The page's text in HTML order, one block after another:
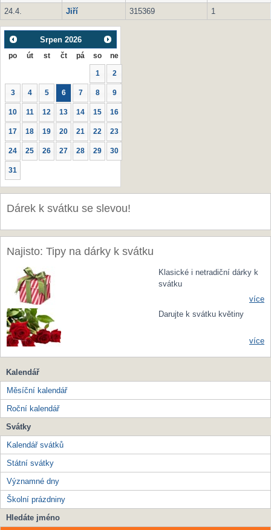
24.4.
Jiří 315369 1
Srpen 2026
po út st čt pá so ne
1 2
3 4 5 6 7 8 9
10 11 12 13 14 15 16
17 18 19 20 21 22 23
24 25 26 27 28 29 30
31
Dárek k svátku se slevou!
Najisto: Tipy na dárky k svátku
Klasické i netradiční dárky k
svátku
více
Darujte k svátku květiny
více
Kalendář
Měsíční kalendář
Roční kalendář
Svátky
Kalendář svátků
Státní svátky
Významné dny
Školní prázdniny
Hledáte jméno